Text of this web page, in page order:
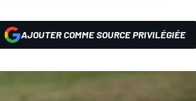
AJOUTER COMME SOURCE PRIVILÉGIÉE